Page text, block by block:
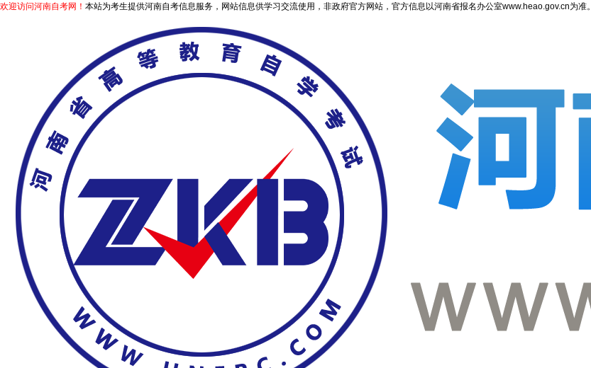
欢迎访问河南自考网！ 本站为考生提供河南自考信息服务，网站信息供学习交流使用，非政府官方网站，官方信息以河南省报名办公室www.heao.gov.cn为准。